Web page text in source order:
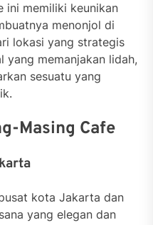
ini memiliki keunikan
menonjol di
lokasi yang strategis
yang memanjakan lidah,
sesuatu yang
Masing Cafe
kota Jakarta dan
yang elegan dan